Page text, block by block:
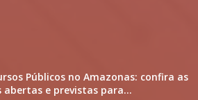
Públicos no Amazonas: confira as
abertas e previstas para...